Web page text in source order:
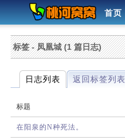
首页
标签 - 凤凰城 (1 篇日志)
日志列表 返回标签列表
标题
在阳泉的N种死法。